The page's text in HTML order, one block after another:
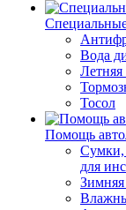
Вода
Летняя
Тосол
Помощь
Сумки,
для